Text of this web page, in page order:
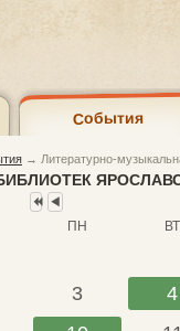
События
→ Литературно-
ПН
ВТ
3
4